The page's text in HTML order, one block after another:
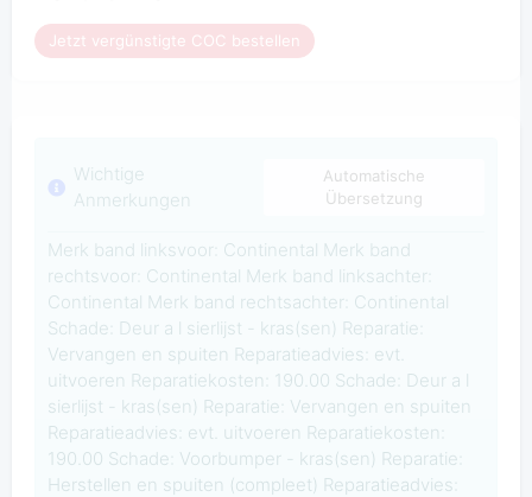
Jetzt vergünstigte COC bestellen
Wichtige
Anmerkungen
Automatische
Übersetzung
Merk band linksvoor: Continental Merk band
rechtsvoor: Continental Merk band linksachter:
Continental Merk band rechtsachter: Continental
Schade: Deur a l sierlijst - kras(sen) Reparatie:
Vervangen en spuiten Reparatieadvies: evt.
uitvoeren Reparatiekosten: 190.00 Schade: Deur a l
sierlijst - kras(sen) Reparatie: Vervangen en spuiten
Reparatieadvies: evt. uitvoeren Reparatiekosten:
190.00 Schade: Voorbumper - kras(sen) Reparatie:
Herstellen en spuiten (compleet) Reparatieadvies: